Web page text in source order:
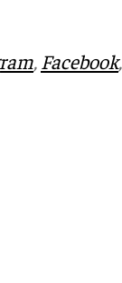
, Facebook,